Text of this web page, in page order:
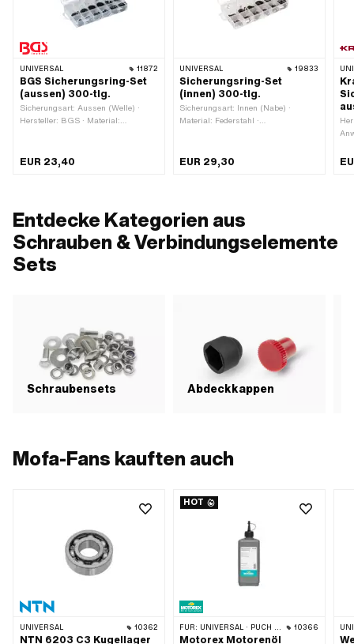
UNIVERSAL 11872
BGS Sicherungsring-Set
(aussen) 300-tlg.
Sicherungsart: Aussen (Welle) ·
Hersteller: BGS · Material:
EUR 23,40
UNIVERSAL 19833
Sicherungsring-Set
(innen) 300-tlg.
Sicherungsart: Innen (Nabe) ·
Material: Federstahl ·
EUR 29,30
Entdecke Kategorien aus
Schrauben & Verbindungselemente
Sets
Schraubensets Abdeckkappen
Mofa-Fans kauften auch
UNIVERSAL 10362
NTN 6203 C3 Kugellager
HOT
FÜR: UNIVERSAL · PUCH · SACHS · TOMOS · BYE BIKE 10366
Motorex Motorenöl